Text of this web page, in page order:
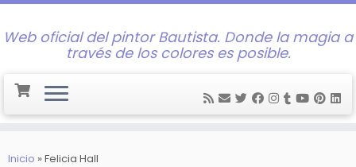
Web oficial del pintor Bautista. Donde la magia a
través de los colores es posible.
Inicio » Felicia Hall